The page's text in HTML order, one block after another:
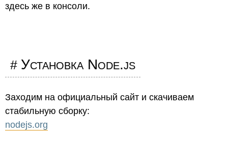
здесь же в консоли.
Установка Node.js
Заходим на официальный сайт и скачиваем
стабильную сборку:
nodejs.org